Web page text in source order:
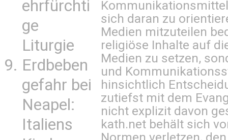
ehrfürchti
ge
Liturgie
Erdbeben
gefahr bei
Neapel:
Italiens
sich daran zu
Medien mitzuteilen
religiöse Inhalte auf
Medien zu setzen,
und
hinsichtlich
zutiefst mit dem
nicht explizit davon
kath.net behält sich